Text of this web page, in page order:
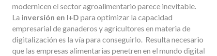
modernicen el sector agroalimentario parece inevitable.
La inversión en I+D para optimizar la capacidad
empresarial de ganaderos y agricultores en materia de
digitalización es la vía para conseguirlo. Resulta necesario
que las empresas alimentarias penetren en el mundo digital